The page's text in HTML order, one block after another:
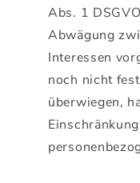
Abs. 1
Abwägung
Interessen
noch nicht
überwiegen,